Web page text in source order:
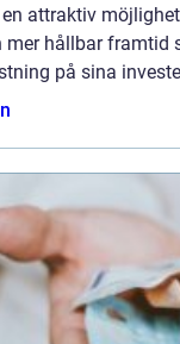
attraktiv
mer hållbar framtid
på sina